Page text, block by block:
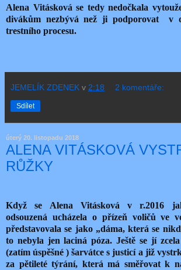
Alena Vitásková se tedy nedočkala
divákům nezbývá než ji podporovat
v
trestního procesu.
JEMELÍK ZDENEK v 2:18 2 komentáře:
Sdílet
úterý 20. listopadu 2018
ALENA VITÁSKOVÁ
RŮŽKY
Když se Alena Vitásková v r.2016
odsouzená ucházela o přízeň voličů ve
představovala se jako „dáma, která se
to nebyla jen laciná póza. Ještě se jí
(zatím úspěšné ) šarvátce s justicí a již
za pětileté týrání, která má směřovat k